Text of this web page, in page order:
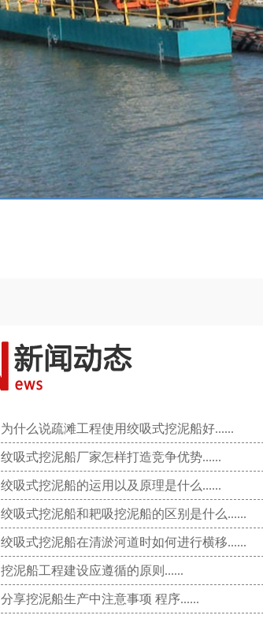
为什么说疏滩工程使用绞吸式挖泥船好......
纹吸式挖泥船厂家怎样打造竞争优势......
绞吸式挖泥船的运用以及原理是什么......
绞吸式挖泥船和耙吸挖泥船的区别是什么......
绞吸式挖泥船在清淤河道时如何进行横移......
挖泥船工程建设应遵循的原则......
分享挖泥船生产中注意事项 程序......